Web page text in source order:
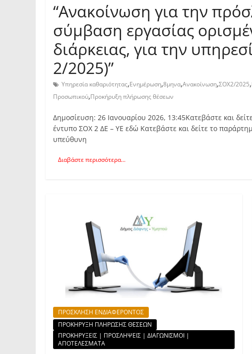
“Ανακοίνωση για την
σύμβαση εργασίας
διάρκειας, για την
2/2025)”
Υπηρεσία καθαριότητας,Ενημέρωση,8μηνα,Ανακοίνωση,ΣΟΧ2/2025,
Προσωπικού,Προκήρυξη πλήρωσης θέσεων
Δημοσίευση: 26 Ιανουαρίου 2026, 13:45Κατεβάστε και
έντυπο ΣΟΧ 2 ΔΕ – ΥΕ εδώ Κατεβάστε και δείτε το
υπεύθυνη
Διαβάστε περισσότερα...
ΠΡΟΣΚΛΗΣΗ ΕΝΔΙΑΦΕΡΟΝΤΟΣ
ΠΡΟΚΗΡΥΞΗ ΠΛΗΡΩΣΗΣ ΘΕΣΕΩΝ
ΠΡΟΚΗΡΥΞΕΙΣ | ΠΡΟΣΛΗΨΕΙΣ | ΔΙΑΓΩΝΙΣΜΟΙ |
ΑΠΟΤΕΛΕΣΜΑΤΑ